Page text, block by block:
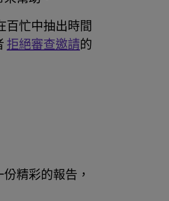
百忙中抽出時間
拒絕審查邀請的
精彩的報告，